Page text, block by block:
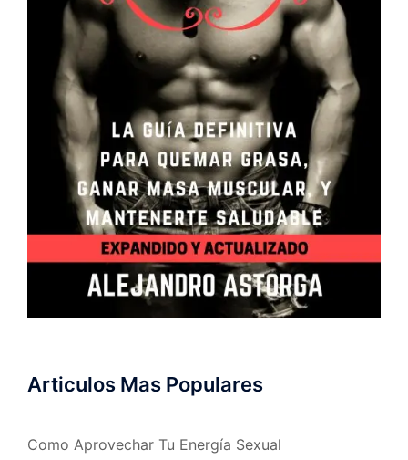
Articulos Mas Populares
Como Aprovechar Tu Energía Sexual